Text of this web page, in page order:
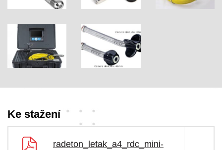
Ke stažení
radeton_letak_a4_rdc_mini-